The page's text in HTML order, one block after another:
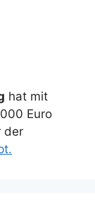
hat mit
Euro
der